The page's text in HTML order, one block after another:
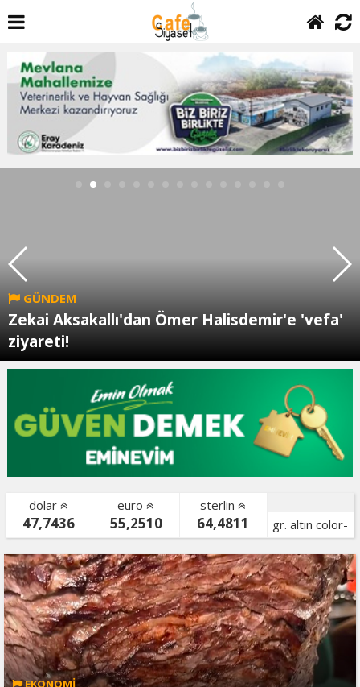
GÜNDEM
Zekai Aksakallı'dan Ömer Halisdemir'e 'vefa'
ziyareti!
dolar
47,7436
euro
55,2510
sterlin
64,4811
gr. altın color-
bist color-